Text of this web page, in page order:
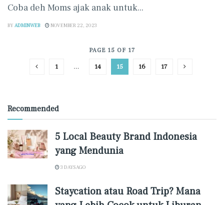
Coba deh Moms ajak anak untuk...
BY ADMINWEB NOVEMBER 22, 2023
PAGE 15 OF 17
1 … 14 15 16 17
Recommended
5 Local Beauty Brand Indonesia
yang Mendunia
3 DAYS AGO
Staycation atau Road Trip? Mana